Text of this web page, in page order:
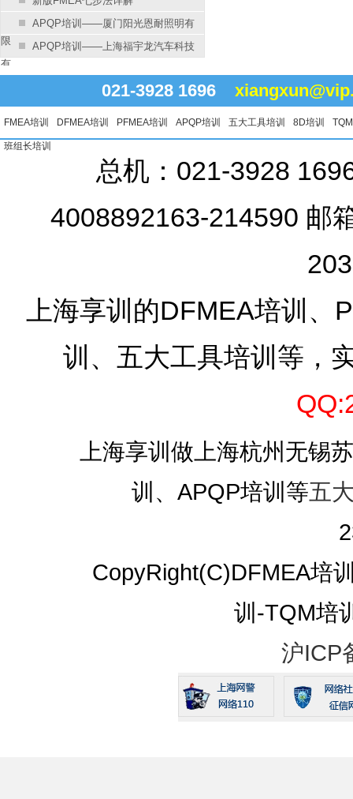
APQP培训——厦门阳光恩耐照明有
限
APQP培训——上海福宇龙汽车科技
有
021-3928 1696
FMEA培训 DFMEA培训 PFMEA培训 APQP培训 五大工具培训 8D培训
班组长培训
总机：021-3928
4008892163-214590 邮
上海享训的DFMEA培训
训、五大工具培训等，
上海享训做上海杭州无锡
训、APQP培训等五
CopyRight(C)DFMEA培
训-TQM培
沪ICP